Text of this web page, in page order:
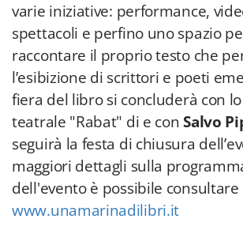
varie iniziative: performance,
spettacoli e perfino uno spazio
raccontare il proprio testo che
l’esibizione di scrittori e poeti
fiera del libro si concluderà con
teatrale "Rabat" di e conSalvo
seguirà la festa di chiusura
maggiori dettagli sulla
dell'evento è possibile consultare
www.unamarinadilibri.it